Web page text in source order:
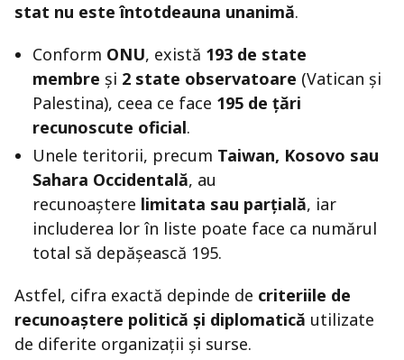
stat nu este întotdeauna unanimă.
Conform ONU, există 193 de state
membre și 2 state observatoare (Vatican și
Palestina), ceea ce face 195 de țări
recunoscute oficial.
Unele teritorii, precum Taiwan, Kosovo sau
Sahara Occidentală, au
recunoaștere limitata sau parțială, iar
includerea lor în liste poate face ca numărul
total să depășească 195.
Astfel, cifra exactă depinde de criteriile de
recunoaștere politică și diplomatică utilizate
de diferite organizații și surse.